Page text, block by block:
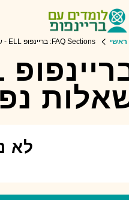
ראשי FAQ Sections: בריינפופ ELL - שאלות נפוצות
לא